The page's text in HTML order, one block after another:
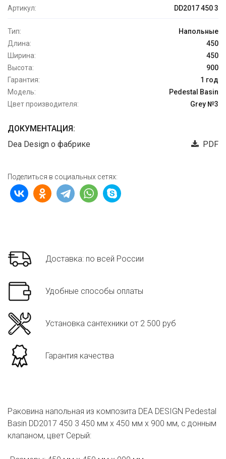
Артикул:
DD2017 450 3
Тип:
Напольные
Длина:
450
Ширина:
450
Высота:
900
Гарантия:
1 год
Модель:
Pedestal Basin
Цвет производителя:
Grey №3
ДОКУМЕНТАЦИЯ:
Dea Design о фабрике
PDF
Поделиться в социальных сетях:
Доставка: по всей России
Удобные способы оплаты
Установка сантехники от 2 500 руб
Гарантия качества
Раковина напольная из композита DEA DESIGN Pedestal
Basin DD2017 450 3 450 мм х 450 мм х 900 мм, с донным
клапаном, цвет Серый: